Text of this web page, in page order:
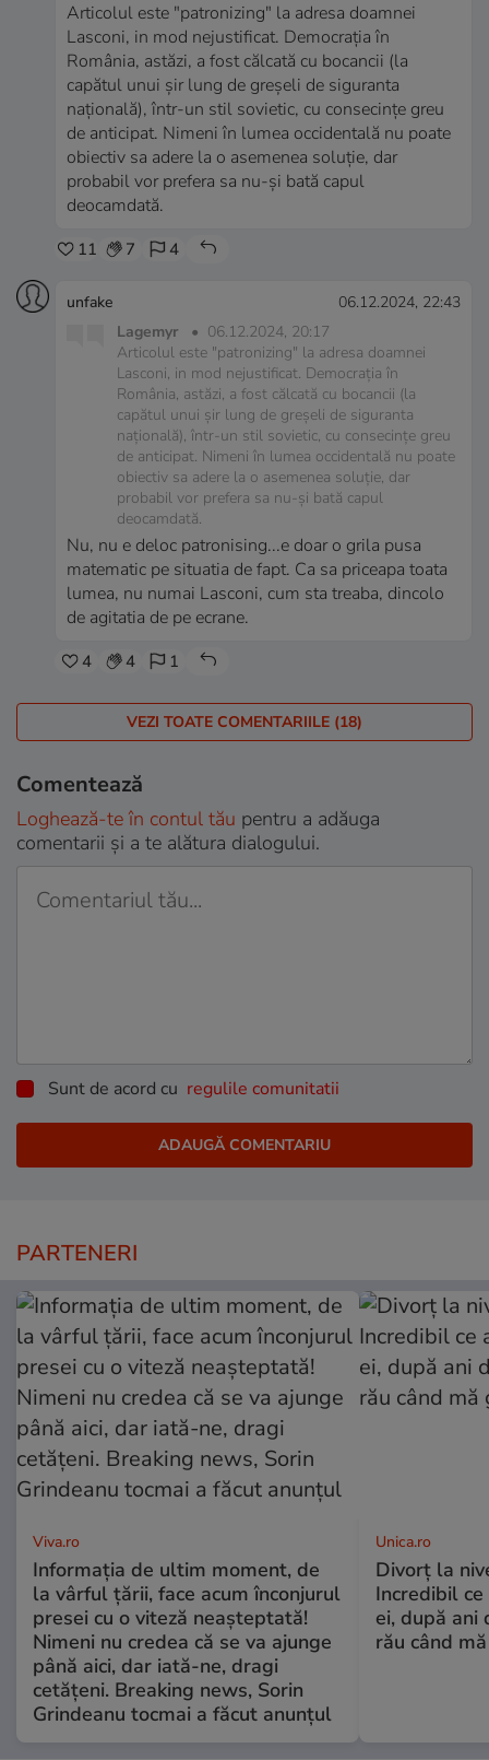
Articolul este "patronizing" la adresa doamnei
Lasconi, in mod nejustificat. Democrația în
România, astăzi, a fost călcată cu bocancii (la
capătul unui șir lung de greșeli de siguranta
națională), într-un stil sovietic, cu consecințe greu
de anticipat. Nimeni în lumea occidentală nu poate
obiectiv sa adere la o asemenea soluție, dar
probabil vor prefera sa nu-și bată capul
deocamdată.
11 7 4
unfake
06.12.2024, 22:43
Lagemyr
• 06.12.2024, 20:17
Articolul este "patronizing" la adresa doamnei
Lasconi, in mod nejustificat. Democrația în
România, astăzi, a fost călcată cu bocancii (la
capătul unui șir lung de greșeli de siguranta
națională), într-un stil sovietic, cu consecințe greu
de anticipat. Nimeni în lumea occidentală nu poate
obiectiv sa adere la o asemenea soluție, dar
probabil vor prefera sa nu-și bată capul
deocamdată.
Nu, nu e deloc patronising...e doar o grila pusa
matematic pe situatia de fapt. Ca sa priceapa toata
lumea, nu numai Lasconi, cum sta treaba, dincolo
de agitatia de pe ecrane.
4 4 1
VEZI TOATE COMENTARIILE (18)
Comentează
Loghează-te în contul tău pentru a adăuga
comentarii și a te alătura dialogului.
Sunt de acord cu regulile comunitatii
PARTENERI
Viva.ro
Informația de ultim moment, de
la vârful țării, face acum înconjurul
presei cu o viteză neașteptată!
Nimeni nu credea că se va ajunge
până aici, dar iată-ne, dragi
cetățeni. Breaking news, Sorin
Grindeanu tocmai a făcut anunțul
Unica.ro
Divorț la
Incredibil
ei, după ani
rău când